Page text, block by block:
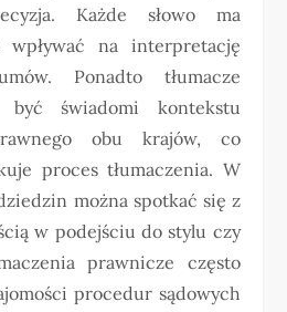
Każde słowo ma
na interpretację
Ponadto tłumacze
być świadomi kontekstu
obu krajów, co
proces tłumaczenia. W
można spotkać się z
w podejściu do stylu czy
prawnicze często
procedur sądowych